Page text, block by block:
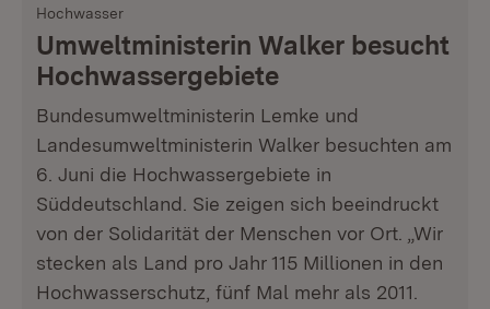
Hochwasser
Umweltministerin Walker besucht
Hochwassergebiete
Bundesumweltministerin Lemke und
Landesumweltministerin Walker besuchten am
6. Juni die Hochwassergebiete in
Süddeutschland. Sie zeigen sich beeindruckt
von der Solidarität der Menschen vor Ort. „Wir
stecken als Land pro Jahr 115 Millionen in den
Hochwasserschutz, fünf Mal mehr als 2011.